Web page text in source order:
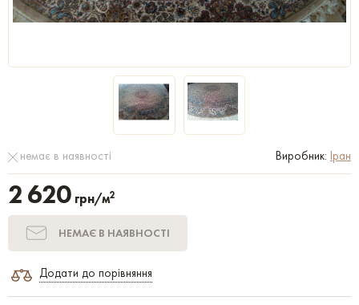
немає в наявності Виробник: Іран
2 620 грн/м2
НЕМАЄ В НАЯВНОСТІ
Додати до порівняння